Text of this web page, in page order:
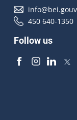
450 640-1350
Follow us